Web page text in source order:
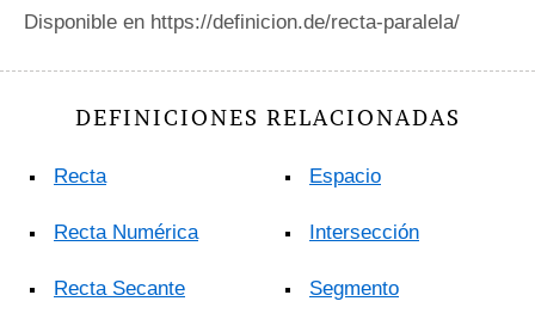
Disponible en https://definicion.de/recta-paralela/
DEFINICIONES RELACIONADAS
Recta
Recta Numérica
Recta Secante
Espacio
Intersección
Segmento